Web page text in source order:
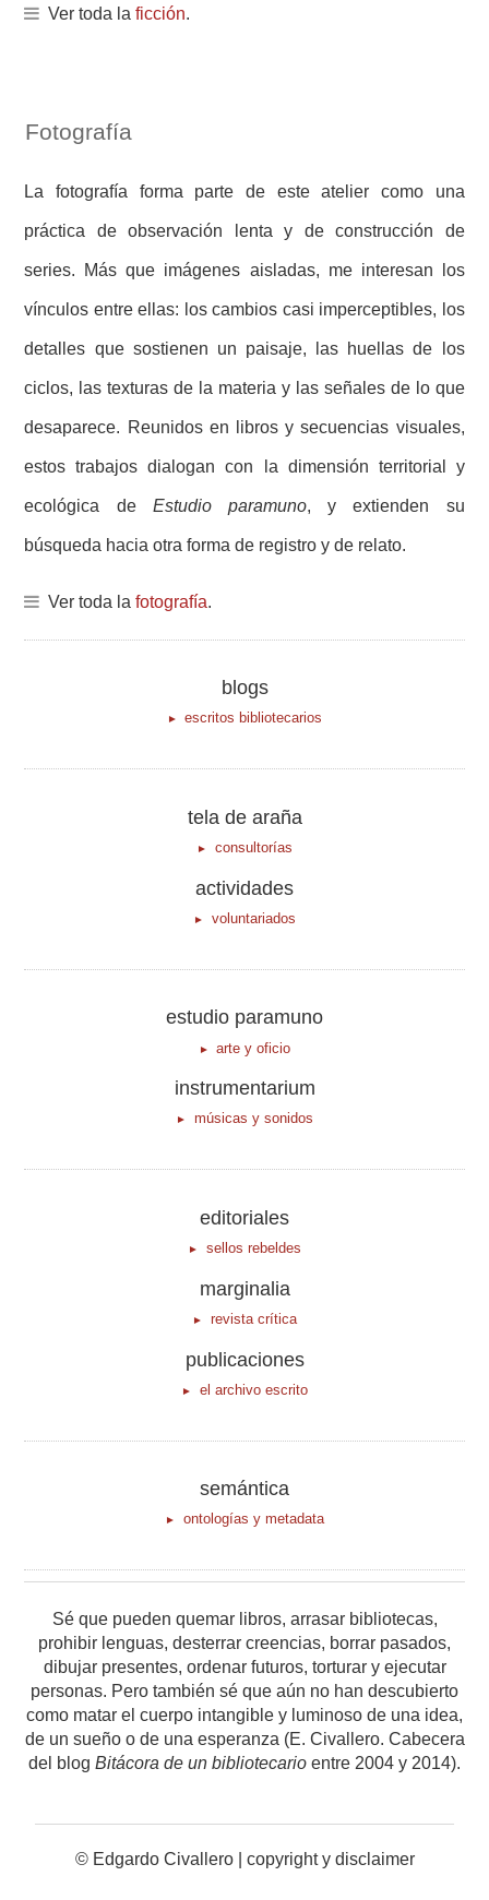
Ver toda laficción.
Fotografía
La fotografía forma parte de este atelier como una
práctica de observación lenta y de construcción de
series. Más que imágenes aisladas, me interesan los
vínculos entre ellas: los cambios casi imperceptibles, los
detalles que sostienen un paisaje, las huellas de los
ciclos, las texturas de la materia y las señales de lo que
desaparece. Reunidos en libros y secuencias visuales,
estos trabajos dialogan con la dimensión territorial y
ecológica de Estudio paramuno, y extienden su
búsqueda hacia otra forma de registro y de relato.
Ver toda lafotografía.
blogs
escritos bibliotecarios
tela de araña
consultorías
actividades
voluntariados
estudio paramuno
arte y oficio
instrumentarium
músicas y sonidos
editoriales
sellos rebeldes
marginalia
revista crítica
publicaciones
el archivo escrito
semántica
ontologías y metadata
Sé que pueden quemar libros, arrasar bibliotecas,
prohibir lenguas, desterrar creencias, borrar pasados,
dibujar presentes, ordenar futuros, torturar y ejecutar
personas. Pero también sé que aún no han descubierto
como matar el cuerpo intangible y luminoso de una idea,
de un sueño o de una esperanza (E. Civallero. Cabecera
del blog Bitácora de un bibliotecario entre 2004 y 2014).
© Edgardo Civallero | copyright y disclaimer